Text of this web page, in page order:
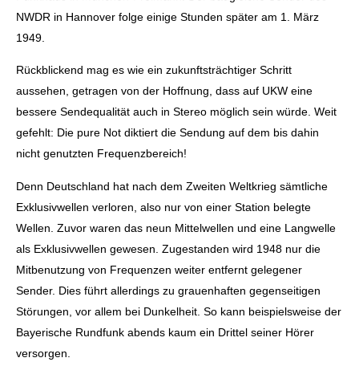
NWDR in Hannover folge einige Stunden später am 1. März
1949.
Rückblickend mag es wie ein zukunftsträchtiger Schritt
aussehen, getragen von der Hoffnung, dass auf UKW eine
bessere Sendequalität auch in Stereo möglich sein würde. Weit
gefehlt: Die pure Not diktiert die Sendung auf dem bis dahin
nicht genutzten Frequenzbereich!
Denn Deutschland hat nach dem Zweiten Weltkrieg sämtliche
Exklusivwellen verloren, also nur von einer Station belegte
Wellen. Zuvor waren das neun Mittelwellen und eine Langwelle
als Exklusivwellen gewesen. Zugestanden wird 1948 nur die
Mitbenutzung von Frequenzen weiter entfernt gelegener
Sender. Dies führt allerdings zu grauenhaften gegenseitigen
Störungen, vor allem bei Dunkelheit. So kann beispielsweise der
Bayerische Rundfunk abends kaum ein Drittel seiner Hörer
versorgen.